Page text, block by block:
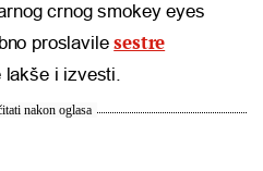
crnog smokey eyes
proslavilesestre
lakše i izvesti.
nakon oglasa